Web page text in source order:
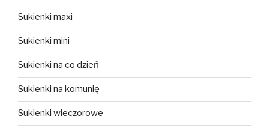
Sukienki maxi
Sukienki mini
Sukienki na co dzień
Sukienki na komunię
Sukienki wieczorowe